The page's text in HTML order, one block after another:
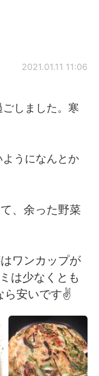
2021.01.11 11:06
しました。寒
うになんとか
、余った野菜
ワンカップが
は少なくとも
ら安いです✌